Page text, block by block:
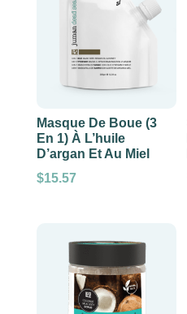
Masque De Boue (3
En 1) À L’huile
D’argan Et Au Miel
$15.57